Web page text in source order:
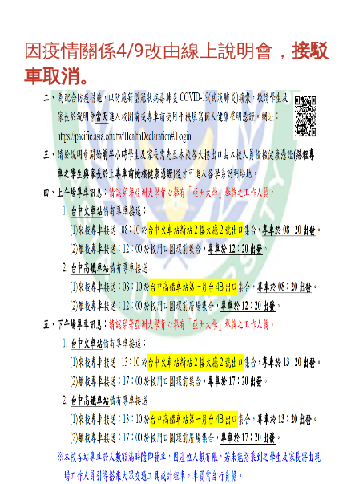
因疫情關係4/9改由線上說明會， 接駁
車取消。